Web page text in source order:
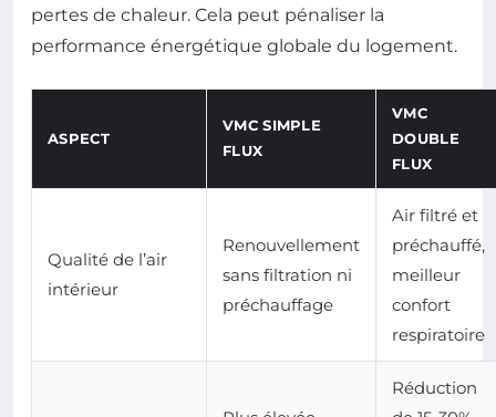
pertes de chaleur. Cela peut pénaliser la
performance énergétique globale du logement.
ASPECT
VMC SIMPLE
FLUX
VMC
DOUBLE
FLUX
Qualité de l’air
intérieur
Renouvellement
sans filtration ni
préchauffage
Air filtré et
préchauffé,
meilleur
confort
respiratoire
Réduction